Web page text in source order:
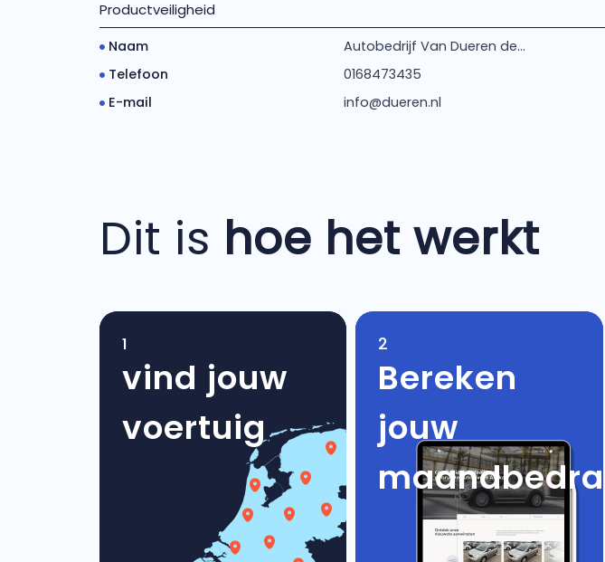
Productveiligheid
Naam Autobedrijf Van Dueren de...
Telefoon
0168473435
E-mail
info@dueren.nl
Dit is hoe het werkt
1
vind jouw
voertuig
2
Bereken
jouw
maandbedrag